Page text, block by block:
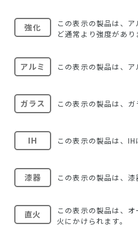
強化
この表示の製品は、
ど通常より強度があり
アルミ この表示の製品は、ア
ガラス この表示の製品は、ガ
IH この表示の製品は、IH
漆器 この表示の製品は、漆
直火
この表示の製品は、
火にかけられます。